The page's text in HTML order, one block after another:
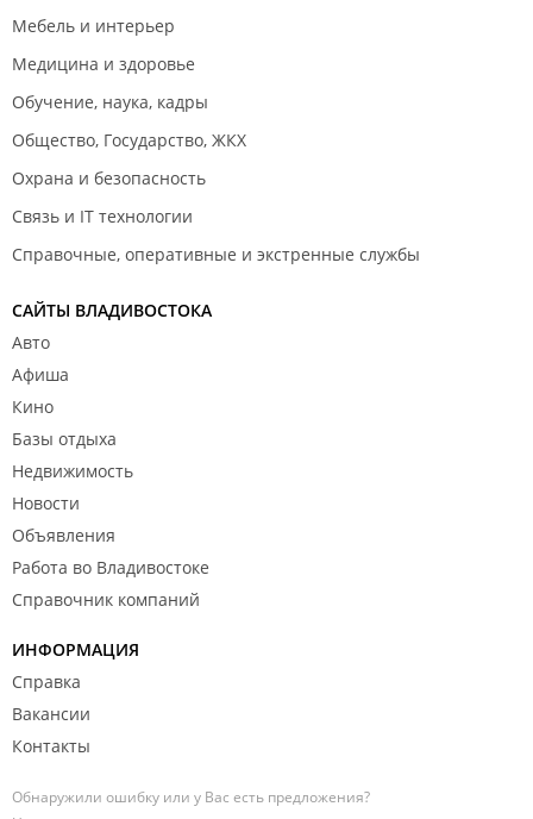
Мебель и интерьер
Медицина и здоровье
Обучение, наука, кадры
Общество, Государство, ЖКХ
Охрана и безопасность
Связь и IT технологии
Справочные, оперативные и экстренные службы
САЙТЫ ВЛАДИВОСТОКА
Авто
Афиша
Кино
Базы отдыха
Недвижимость
Новости
Объявления
Работа во Владивостоке
Справочник компаний
ИНФОРМАЦИЯ
Справка
Вакансии
Контакты
Обнаружили ошибку или у Вас есть предложения?